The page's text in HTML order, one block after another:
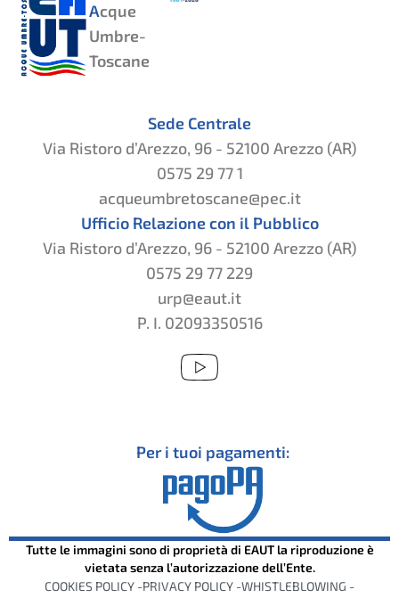
Acque
Umbre-
Toscane
Sede Centrale
Via Ristoro d’Arezzo, 96 - 52100 Arezzo (AR)
0575 29 77 1
acqueumbretoscane@pec.it
Ufficio Relazione con il Pubblico
Via Ristoro d’Arezzo, 96 - 52100 Arezzo (AR)
0575 29 77 229
urp@eaut.it
P. I. 02093350516
Per i tuoi pagamenti:
Tutte le immagini sono di proprietà di EAUT la riproduzione è
vietata senza l’autorizzazione dell’Ente.
COOKIES POLICY -PRIVACY POLICY -WHISTLEBLOWING -